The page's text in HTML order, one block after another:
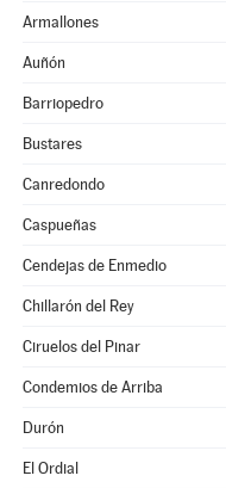
Armallones
Auñón
Barriopedro
Bustares
Canredondo
Caspueñas
Cendejas de Enmedio
Chillarón del Rey
Ciruelos del Pinar
Condemios de Arriba
Durón
El Ordial